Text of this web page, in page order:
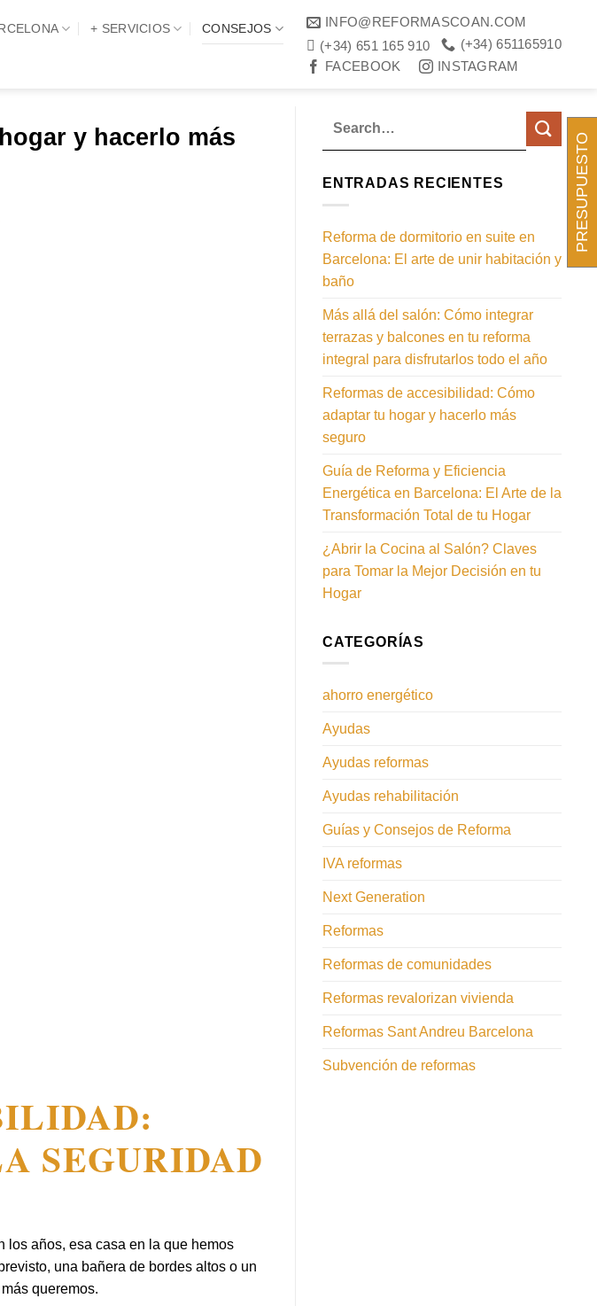
+ SERVICIOS CONSEJOS
INFO@REFORMASCOAN.COM
(+34) 651 165 910
(+34) 651165910
FACEBOOK
INSTAGRAM
y hacerlo más
SEGURIDAD
los años, esa casa en la que hemos
una bañera de bordes altos o un
queremos.
ENTRADAS RECIENTES
Reforma de dormitorio en suite en
Barcelona: El arte de unir habitación y
baño
Más allá del salón: Cómo integrar
terrazas y balcones en tu reforma
integral para disfrutarlos todo el año
Reformas de accesibilidad: Cómo
adaptar tu hogar y hacerlo más
seguro
Guía de Reforma y Eficiencia
Energética en Barcelona: El Arte de la
Transformación Total de tu Hogar
¿Abrir la Cocina al Salón? Claves
para Tomar la Mejor Decisión en tu
Hogar
CATEGORÍAS
ahorro energético
Ayudas
Ayudas reformas
Ayudas rehabilitación
Guías y Consejos de Reforma
IVA reformas
Next Generation
Reformas
Reformas de comunidades
Reformas revalorizan vivienda
Reformas Sant Andreu Barcelona
Subvención de reformas
PRESUPUESTO